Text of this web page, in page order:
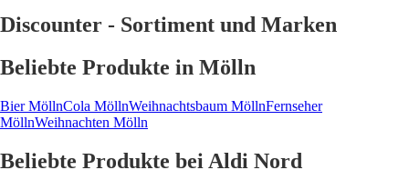
Discounter - Sortiment und Marken
Beliebte Produkte in Mölln
Bier MöllnCola MöllnWeihnachtsbaum MöllnFernseher
MöllnWeihnachten Mölln
Beliebte Produkte bei Aldi Nord